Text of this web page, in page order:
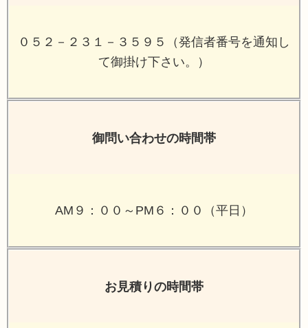
０５２－２３１－３５９５（発信者番号を通知し
て御掛け下さい。）
御問い合わせの時間帯
AM９：００～PM６：００（平日）
お見積りの時間帯